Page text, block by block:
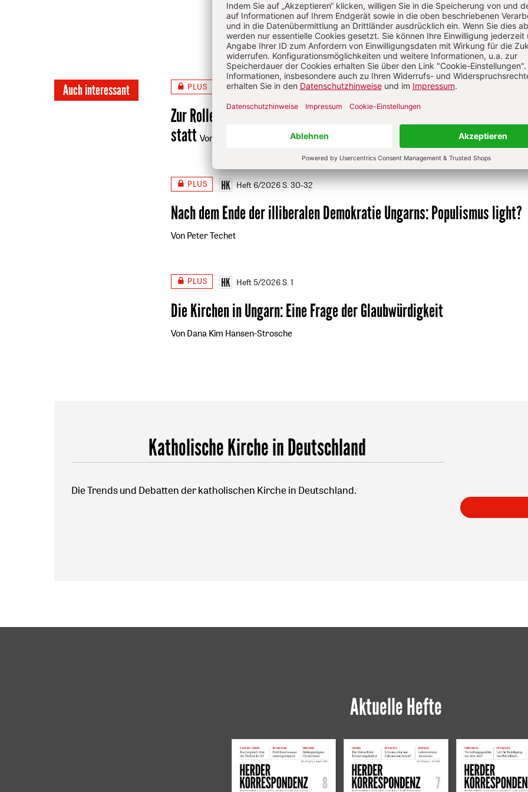
und hat für die Herder Korrespondenz regelmäßig über die
und Südosteuropas geschrieben.
Auch interessant PLUS Heft 6/2026 S. 23-26
Zur Rolle der Kirchen in Gesellschaft und Politik:Anbiederung findet
statt Von Stephan Schaede
PLUS Heft 6/2026S. 30-32
Nach dem Ende der illiberalen Demokratie Ungarns:Populismus light?
Von Peter Techet
PLUS Heft 5/2026S. 1
Die Kirchen in Ungarn:Eine Frage der Glaubwürdigkeit
Von Dana Kim Hansen-Strosche
Katholische Kirche in Deutschland
Die Trends und Debatten der katholischen Kirche in Deutschland.
Aktuelle Hefte